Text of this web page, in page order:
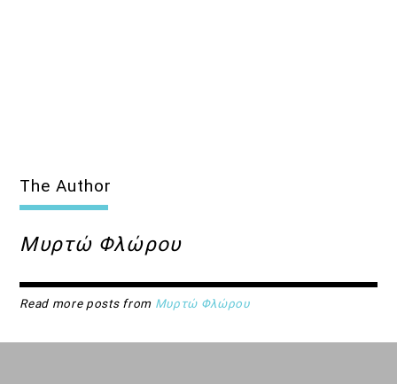
The Author
Μυρτώ Φλώρου
Read more posts from Μυρτώ Φλώρου